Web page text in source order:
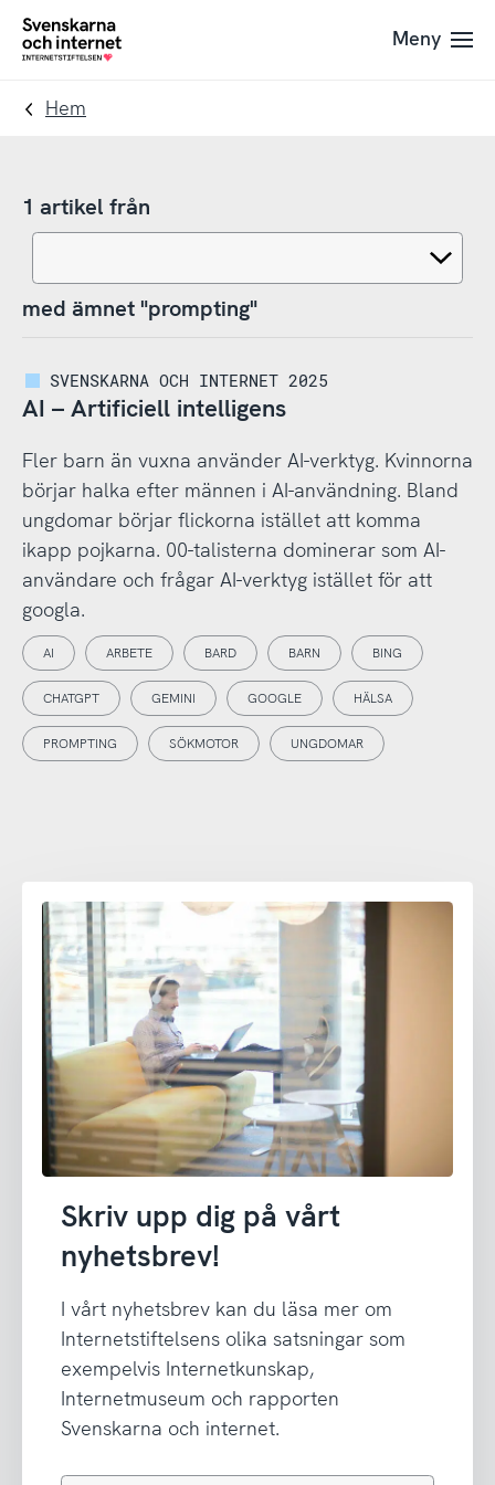
Till
navigation
Till
innehåll
To
Meny
Hem
1 artikel från
med ämnet "prompting"
SVENSKARNA OCH INTERNET 2025
AI – Artificiell intelligens
Fler barn än vuxna använder AI-verktyg. Kvinnorna
börjar halka efter männen i AI-användning. Bland
ungdomar börjar flickorna istället att komma
ikapp pojkarna. 00-talisterna dominerar som AI-
användare och frågar AI-verktyg istället för att
googla.
AI ARBETE BARD BARN BING
CHATGPT GEMINI GOOGLE HÄLSA
PROMPTING SÖKMOTOR UNGDOMAR
Skriv upp dig på vårt
nyhetsbrev!
I vårt nyhetsbrev kan du läsa mer om
Internetstiftelsens olika satsningar som
exempelvis Internetkunskap,
Internetmuseum och rapporten
Svenskarna och internet.